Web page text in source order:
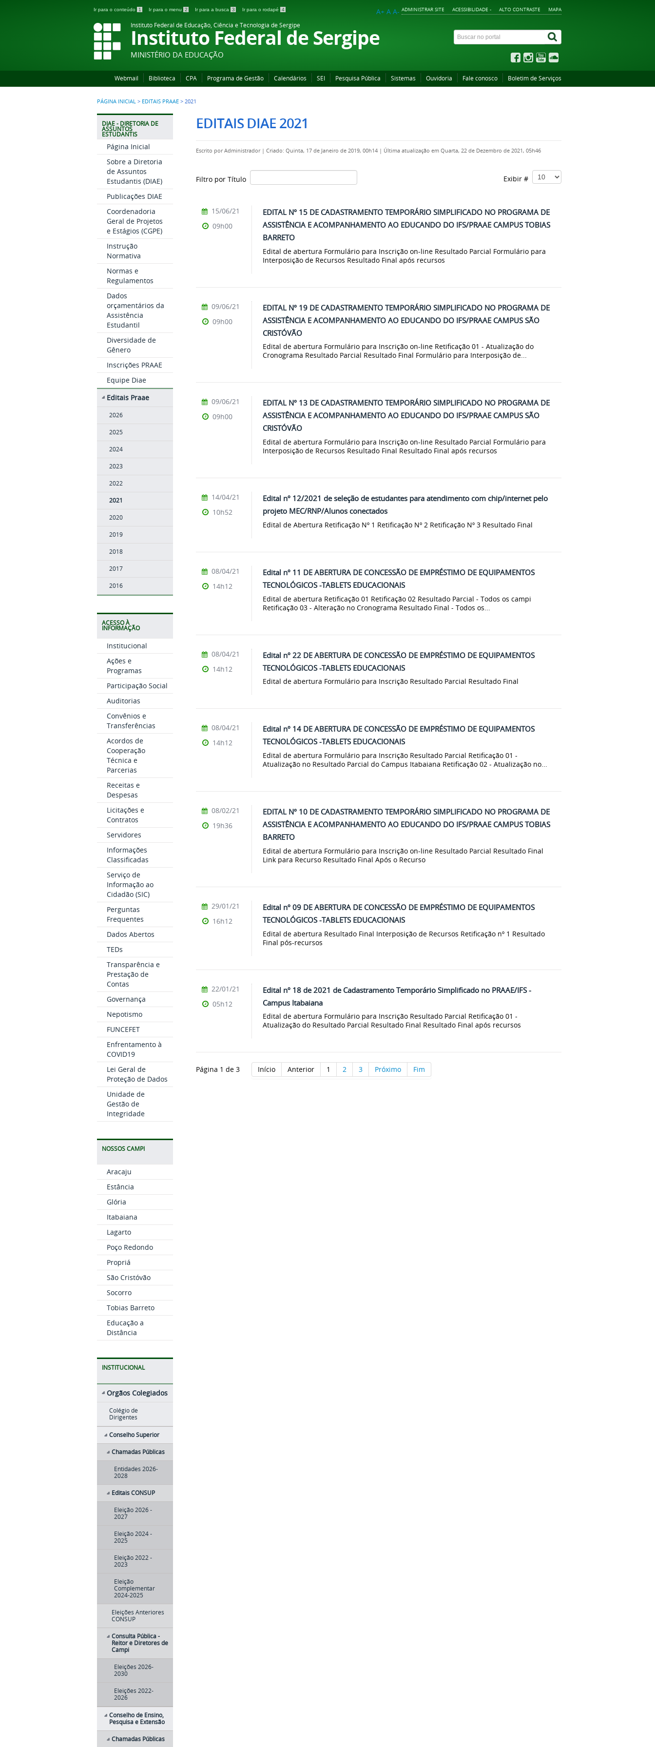
Ir para o conteúdo 1 Ir para o menu 2 Ir para a busca 3 Ir para o rodapé 4 ADMINISTRAR SITE ACESSIBILIDADE - ALTO CONTRASTE MAPA
A+ A A-
Instituto Federal de Educação, Ciência e Tecnologia de Sergipe
Instituto Federal de Sergipe
MINISTÉRIO DA EDUCAÇÃO
Webmail Biblioteca CPA Programa de Gestão Calendários SEI Pesquisa Pública Sistemas Ouvidoria Fale conosco Boletim de Serviços
PÁGINA INICIAL > EDITAIS PRAAE > 2021
DIAE - DIRETORIA DE
ASSUNTOS
ESTUDANTIS
Página Inicial
Sobre a Diretoria
de Assuntos
Estudantis (DIAE)
Publicações DIAE
Coordenadoria
Geral de Projetos
e Estágios (CGPE)
Instrução
Normativa
Normas e
Regulamentos
Dados
orçamentários da
Assistência
Estudantil
Diversidade de
Gênero
Inscrições PRAAE
Equipe Diae
Editais Praae
2026
2025
2024
2023
2022
2021
2020
2019
2018
2017
2016
ACESSO À
INFORMAÇÃO
Institucional
Ações e
Programas
Participação Social
Auditorias
Convênios e
Transferências
Acordos de
Cooperação
Técnica e
Parcerias
Receitas e
Despesas
Licitações e
Contratos
Servidores
Informações
Classificadas
Serviço de
Informação ao
Cidadão (SIC)
Perguntas
Frequentes
Dados Abertos
TEDs
Transparência e
Prestação de
Contas
Governança
Nepotismo
FUNCEFET
Enfrentamento à
COVID19
Lei Geral de
Proteção de Dados
Unidade de
Gestão de
Integridade
NOSSOS CAMPI
Aracaju
Estância
Glória
Itabaiana
Lagarto
Poço Redondo
Propriá
São Cristóvão
Socorro
Tobias Barreto
Educação a
Distância
INSTITUCIONAL
Orgãos Colegiados
Colégio de
Dirigentes
Conselho Superior
Chamadas Públicas
Entidades 2026-
2028
Editais CONSUP
Eleição 2026 -
2027
Eleição 2024 -
2025
Eleição 2022 -
2023
Eleição
Complementar
2024-2025
Eleições Anteriores
CONSUP
Consulta Pública -
Reitor e Diretores de
Campi
Eleições 2026-
2030
Eleições 2022-
2026
Conselho de Ensino,
Pesquisa e Extensão
Chamadas Públicas
EDITAIS DIAE 2021
Escrito porAdministrador | Criado: Quinta, 17 de Janeiro de 2019, 00h14 | Última atualização em Quarta, 22 de Dezembro de 2021, 05h46
Filtro por Título Exibir #
EDITAL Nº 15 DE CADASTRAMENTO TEMPORÁRIO SIMPLIFICADO NO PROGRAMA DE
ASSISTÊNCIA E ACOMPANHAMENTO AO EDUCANDO DO IFS/PRAAE CAMPUS TOBIAS
BARRETO
Edital de abertura Formulário para Inscrição on-line Resultado Parcial Formulário para
Interposição de Recursos Resultado Final após recursos
15/06/21
09h00
EDITAL Nº 19 DE CADASTRAMENTO TEMPORÁRIO SIMPLIFICADO NO PROGRAMA DE
ASSISTÊNCIA E ACOMPANHAMENTO AO EDUCANDO DO IFS/PRAAE CAMPUS SÃO
CRISTÓVÃO
Edital de abertura Formulário para Inscrição on-line Retificação 01 - Atualização do
Cronograma Resultado Parcial Resultado Final Formulário para Interposição de...
09/06/21
09h00
EDITAL Nº 13 DE CADASTRAMENTO TEMPORÁRIO SIMPLIFICADO NO PROGRAMA DE
ASSISTÊNCIA E ACOMPANHAMENTO AO EDUCANDO DO IFS/PRAAE CAMPUS SÃO
CRISTÓVÃO
Edital de abertura Formulário para Inscrição on-line Resultado Parcial Formulário para
Interposição de Recursos Resultado Final Resultado Final após recursos
09/06/21
09h00
Edital nº 12/2021 de seleção de estudantes para atendimento com chip/internet pelo
projeto MEC/RNP/Alunos conectados
Edital de Abertura Retificação Nº 1 Retificação Nº 2 Retificação Nº 3 Resultado Final
14/04/21
10h52
Edital nº 11 DE ABERTURA DE CONCESSÃO DE EMPRÉSTIMO DE EQUIPAMENTOS
TECNOLÓGICOS -TABLETS EDUCACIONAIS
Edital de abertura Retificação 01 Retificação 02 Resultado Parcial - Todos os campi
Retificação 03 - Alteração no Cronograma Resultado Final - Todos os...
08/04/21
14h12
Edital nº 22 DE ABERTURA DE CONCESSÃO DE EMPRÉSTIMO DE EQUIPAMENTOS
TECNOLÓGICOS -TABLETS EDUCACIONAIS
Edital de abertura Formulário para Inscrição Resultado Parcial Resultado Final
08/04/21
14h12
Edital nº 14 DE ABERTURA DE CONCESSÃO DE EMPRÉSTIMO DE EQUIPAMENTOS
TECNOLÓGICOS -TABLETS EDUCACIONAIS
Edital de abertura Formulário para Inscrição Resultado Parcial Retificação 01 -
Atualização no Resultado Parcial do Campus Itabaiana Retificação 02 - Atualização no...
08/04/21
14h12
EDITAL Nº 10 DE CADASTRAMENTO TEMPORÁRIO SIMPLIFICADO NO PROGRAMA DE
ASSISTÊNCIA E ACOMPANHAMENTO AO EDUCANDO DO IFS/PRAAE CAMPUS TOBIAS
BARRETO
Edital de abertura Formulário para Inscrição on-line Resultado Parcial Resultado Final
Link para Recurso Resultado Final Após o Recurso
08/02/21
19h36
Edital nº 09 DE ABERTURA DE CONCESSÃO DE EMPRÉSTIMO DE EQUIPAMENTOS
TECNOLÓGICOS -TABLETS EDUCACIONAIS
Edital de abertura Resultado Final Interposição de Recursos Retificação nº 1 Resultado
Final pós-recursos
29/01/21
16h12
Edital nº 18 de 2021 de Cadastramento Temporário Simplificado no PRAAE/IFS -
Campus Itabaiana
Edital de abertura Formulário para Inscrição Resultado Parcial Retificação 01 -
Atualização do Resultado Parcial Resultado Final Resultado Final após recursos
22/01/21
05h12
Página 1 de 3 Início Anterior 1 2 3 Próximo Fim